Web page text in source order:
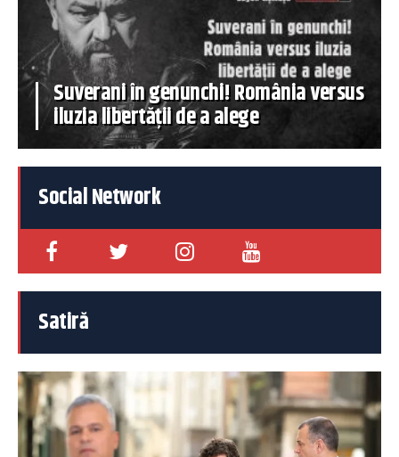
Suverani în genunchi! România versus
iluzia libertății de a alege
Social Network
Satiră